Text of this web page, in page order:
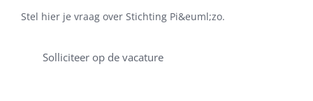
Stel hier je vraag over Stichting Pi&euml;zo.
Solliciteer op de vacature